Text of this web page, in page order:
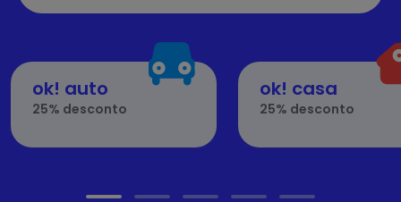
ok! auto
25% desconto
ok! casa
25% desconto